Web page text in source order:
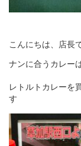
こんにちは、店長
ナンに合うカレー
レトルトカレーを
す